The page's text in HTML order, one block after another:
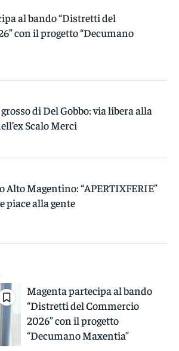
al bando “Distretti del
con il progetto “Decumano
di Del Gobbo: via libera alla
Scalo Merci
Magentino: “APERTIXFERIE”
piace alla gente
Magenta partecipa al bando
“Distretti del Commercio
2026” con il progetto
“Decumano Maxentia”